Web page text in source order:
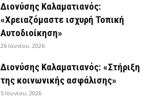
Διονύσης Καλαματιανός:
«Χρειαζόμαστε ισχυρή Τοπική
Αυτοδιοίκηση»
26 Ιουνίου, 2026
Διονύσης Καλαματιανός: «Στήριξη
της κοινωνικής ασφάλισης»
5 Ιουνίου, 2026